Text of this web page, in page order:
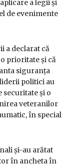
a legii și
de evenimente
a declarat că
prioritate și că
siguranța
politici au
securitate și o
veteranilor
în special
și-au arătat
în ancheta în